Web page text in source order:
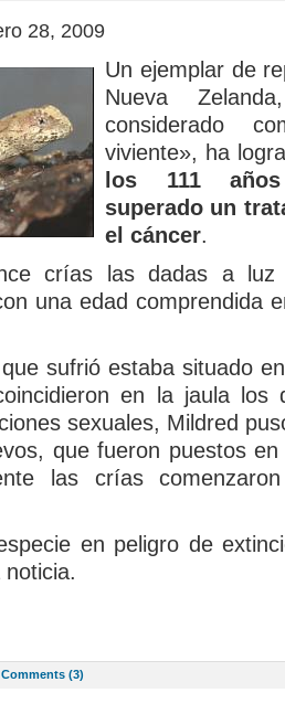
28, 2009
Un ejemplar de
Nueva
considerado
viviente», ha
los 111
superado un
el cáncer.
crías las dadas a luz
una edad comprendida
sufrió estaba situado
en la jaula los
sexuales, Mildred
que fueron puestos
las crías
en peligro de
Comments (3)